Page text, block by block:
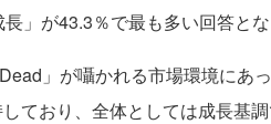
」が43.3％で最も多い回答とな
」が囁かれる市場環境にあ
ており、全体としては成長基